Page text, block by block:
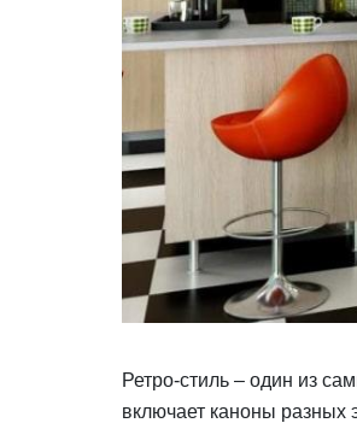
Ретро-стиль – один из
включает каноны разных